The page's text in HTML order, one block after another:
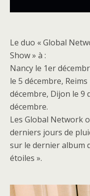
Le duo « Global
Show » à :
Nancy le 1er
le 5 décembre,
décembre, Dijon le 9
décembre.
Les Global Network
derniers jours de
sur le dernier album
étoiles ».